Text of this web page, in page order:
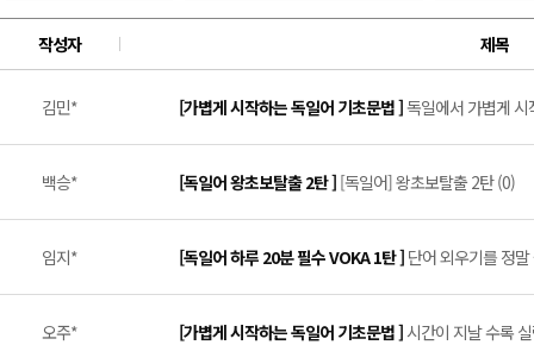
작성자 제목
김민* [가볍게 시작하는 독일어 기초문법 ]독일에서 가볍게
백승* [독일어 왕초보탈출 2탄 ] [독일어] 왕초보탈출 2탄 (0)
임지* [독일어 하루 20분 필수 VOKA 1탄 ] 단어 외우기를 정
오주* [가볍게 시작하는 독일어 기초문법 ]시간이 지날 수록